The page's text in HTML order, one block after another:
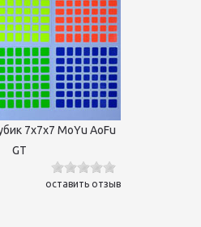
7х7х7 MoYu AoFu
GT
оставить отзыв